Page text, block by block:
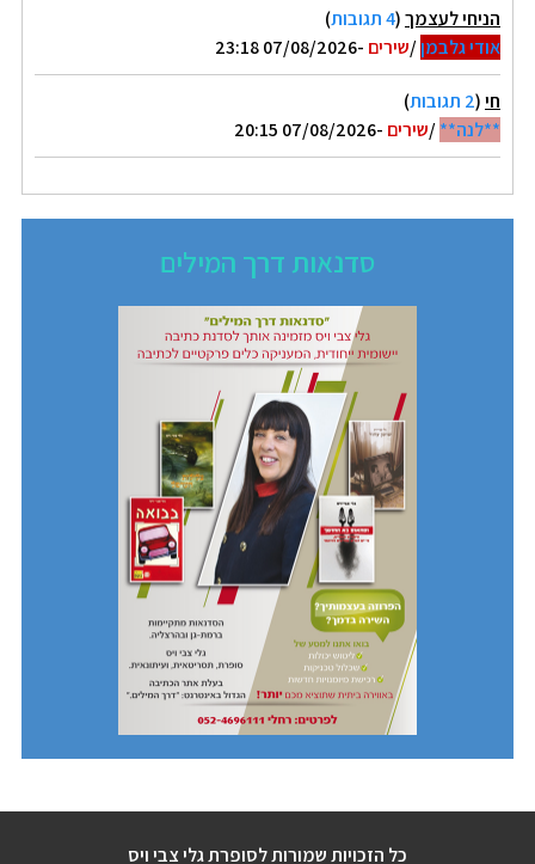
הניחי לעצמך(4 תגובות
)
אודי גלבמן/שירים -07/08/2026 23:18
חי(2 תגובות
)
**לנה**/שירים -07/08/2026 20:15
סדנאות דרך המילים
כל הזכויות שמורות לסופרת גלי צבי ויס